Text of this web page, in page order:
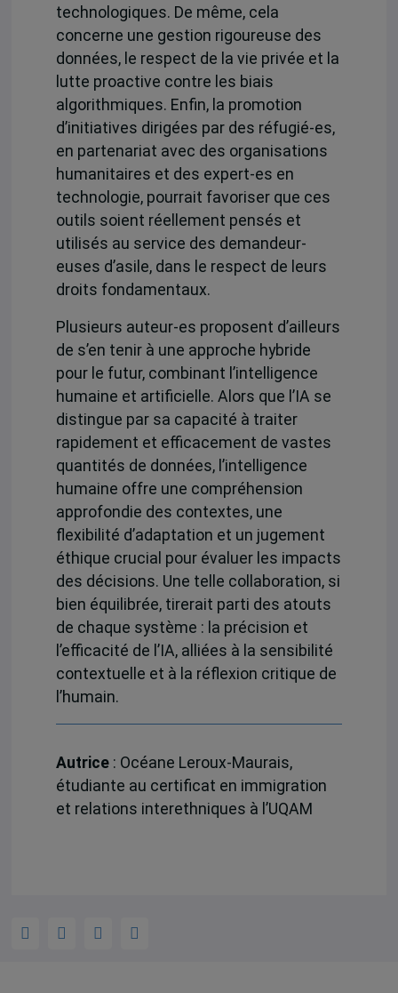
technologiques. De même, cela
concerne une gestion rigoureuse des
données, le respect de la vie privée et la
lutte proactive contre les biais
algorithmiques. Enfin, la promotion
d’initiatives dirigées par des réfugié-es,
en partenariat avec des organisations
humanitaires et des expert-es en
technologie, pourrait favoriser que ces
outils soient réellement pensés et
utilisés au service des demandeur-
euses d’asile, dans le respect de leurs
droits fondamentaux.
Plusieurs auteur-es proposent d’ailleurs
de s’en tenir à une approche hybride
pour le futur, combinant l’intelligence
humaine et artificielle. Alors que l’IA se
distingue par sa capacité à traiter
rapidement et efficacement de vastes
quantités de données, l’intelligence
humaine offre une compréhension
approfondie des contextes, une
flexibilité d’adaptation et un jugement
éthique crucial pour évaluer les impacts
des décisions. Une telle collaboration, si
bien équilibrée, tirerait parti des atouts
de chaque système : la précision et
l’efficacité de l’IA, alliées à la sensibilité
contextuelle et à la réflexion critique de
l’humain.
Autrice: Océane Leroux-Maurais,
étudiante au certificat en immigration
et relations interethniques à l’UQAM